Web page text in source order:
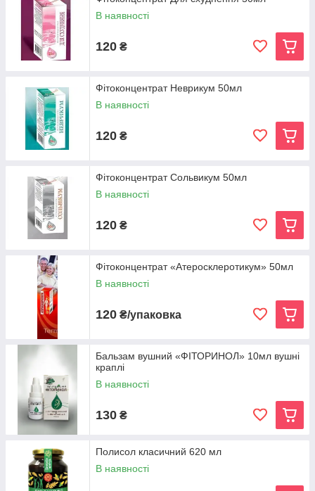
В наявності
120 ₴
Фітоконцентрат Неврикум 50мл
В наявності
120 ₴
Фітоконцентрат Сольвикум 50мл
В наявності
120 ₴
Фітоконцентрат «Атеросклеротикум» 50мл
В наявності
120 ₴/упаковка
Бальзам вушний «ФІТОРИНОЛ» 10мл вушні
краплі
В наявності
130 ₴
Полисол класичний 620 мл
В наявності